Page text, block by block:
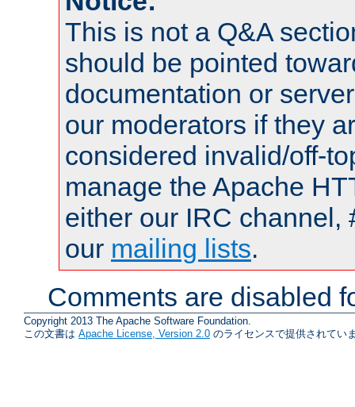
This is not a Q&A
should be pointed
documentation or
our moderators if they
considered invalid/off-
manage the Apache
either our IRC channel,
our mailing lists.
Comments are disabled
Copyright 2013 The Apache Software Foundation.
この文書は Apache License, Version 2.0 のライセンスで提供されてい